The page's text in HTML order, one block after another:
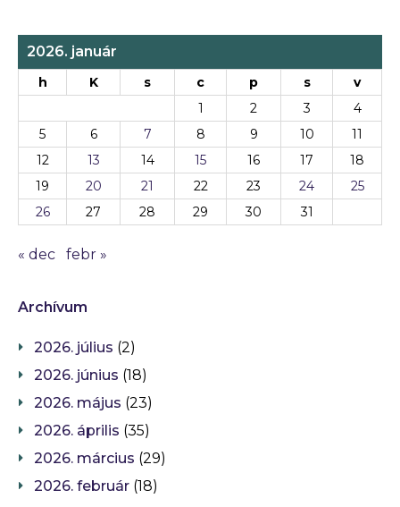
2026. január
h K s c p s
v
1
2 3
4
5
6 7 8 9 10
11
12
13 14 15 16 17
18
19
20 21 22 23 24
25
26
27 28 29 30 31
« dec febr »
Archívum
2026. július (2)
2026. június (18)
2026. május (23)
2026. április (35)
2026. március (29)
2026. február (18)